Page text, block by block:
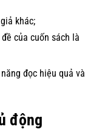
khác;
của cuốn sách là
đọc hiệu quả và
động